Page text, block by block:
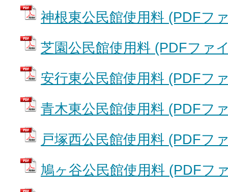
神根東公民館使用料 (PDFフ
芝園公民館使用料 (PDFファ
安行東公民館使用料 (PDFフ
青木東公民館使用料 (PDFフ
戸塚西公民館使用料 (PDFフ
鳩ヶ谷公民館使用料 (PDFフ